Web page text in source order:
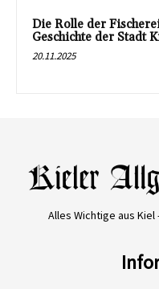
Die Rolle der
Geschichte der Stadt
20.11.2025
Alles Wichtige aus